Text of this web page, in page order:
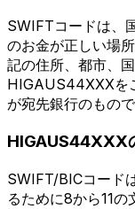
SWIFTコードは、
のお金が正しい場
記の住所、都市、
HIGAUS44XXXを
が宛先銀行のもの
HIGAUS44XXX
SWIFT/BICコード
るために8から11の